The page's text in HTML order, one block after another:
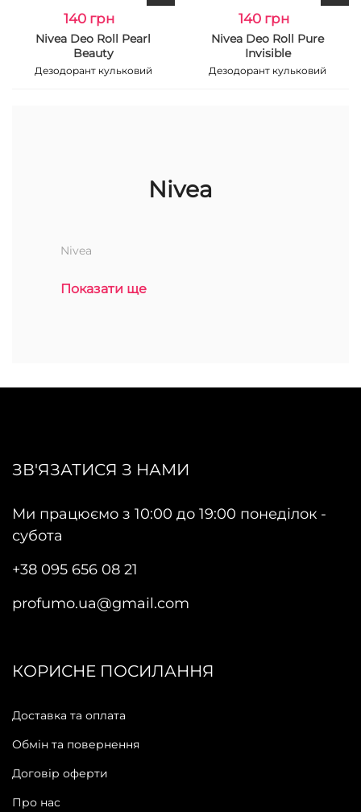
140 грн
Nivea Deo Roll Pearl
Beauty
Дезодорант кульковий
140 грн
Nivea Deo Roll Pure
Invisible
Дезодорант кульковий
Nivea
Nivea
Показати ще
ЗВ'ЯЗАТИСЯ З НАМИ
Ми працюємо з 10:00 до 19:00 понеділок -
субота
+38 095 656 08 21
profumo.ua@gmail.com
КОРИСНЕ ПОСИЛАННЯ
Доставка та оплата
Обмін та повернення
Договір оферти
Про нас